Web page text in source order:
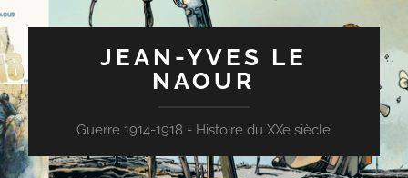
JEAN-YVES LE
NAOUR
Guerre 1914-1918 - Histoire du XXe siècle